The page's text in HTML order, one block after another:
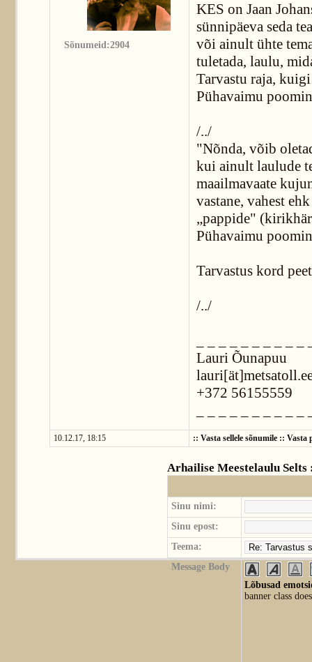
Sõnumeid:2904
KES on Jaan
sünnipäeva seda
või ainult ühte
tuletada, laulu,
Tarvastu raja,
Pühavaimu
/../
"Nõnda, võib
kui ainult laulude
maailmavaate
vastane, vahest
„pappide"
Pühavaimu
Tarvastus kord
/../
Lauri Õunapuu
+372 56155559
10.12.17, 18:15 :: Vasta sellele sõnumile:: Vasta
Arhailise Meestelaulu
Sinu nimi:
Sinu epost:
Teema:
Message Body
Lõbusad
banner class